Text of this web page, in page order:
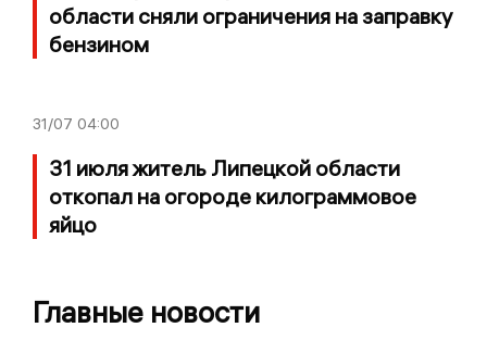
области сняли ограничения на заправку
бензином
31/07 04:00
31 июля житель Липецкой области
откопал на огороде килограммовое
яйцо
Главные новости